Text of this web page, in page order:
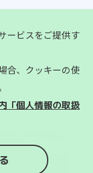
ービスをご提供す
合、クッキーの使
「個人情報の取扱